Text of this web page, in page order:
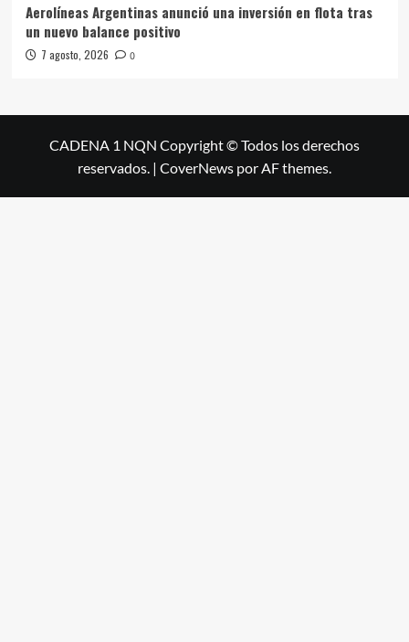
Aerolíneas Argentinas anunció una inversión en flota tras
un nuevo balance positivo
7 agosto, 2026 0
CADENA 1 NQN Copyright © Todos los derechos
reservados. | CoverNews por AF themes.